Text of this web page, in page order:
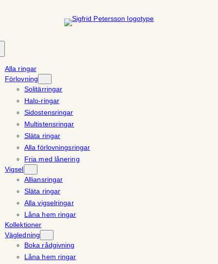
Alla ringar
Förlovning
Solitärringar
Halo-ringar
Sidostensringar
Multistensringar
Släta ringar
Alla förlovningsringar
Fria med lånering
Vigsel
Alliansringar
Släta ringar
Alla vigselringar
Låna hem ringar
Kollektioner
Vägledning
Boka rådgivning
Låna hem ringar